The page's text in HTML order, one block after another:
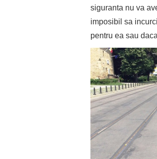
siguranta nu va
imposibil sa
pentru ea sau